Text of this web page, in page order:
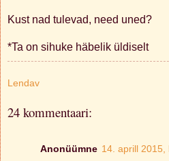
Kust nad tulevad, need uned?
*Ta on sihuke häbelik üldiselt
Lendav
24 kommentaari:
Anonüümne 14. aprill 2015,